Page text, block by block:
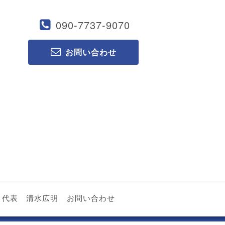
090-7737-9070
お問い合わせ
代表 清水広明 お問い合わせ